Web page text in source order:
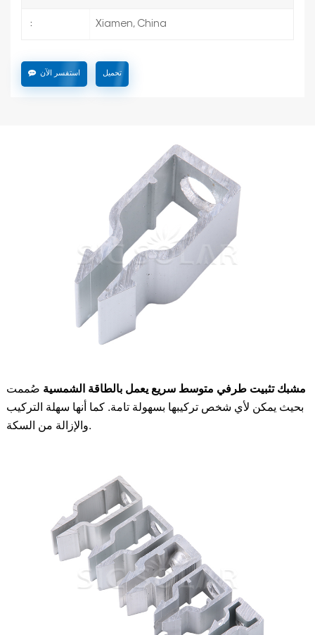
: Xiamen, China
استفسر الآن تحميل
مشبك تثبيت طرفي متوسط سريع يعمل بالطاقة الشمسية صُممت
بحيث يمكن لأي شخص تركيبها بسهولة تامة. كما أنها سهلة التركيب
والإزالة من السكة.